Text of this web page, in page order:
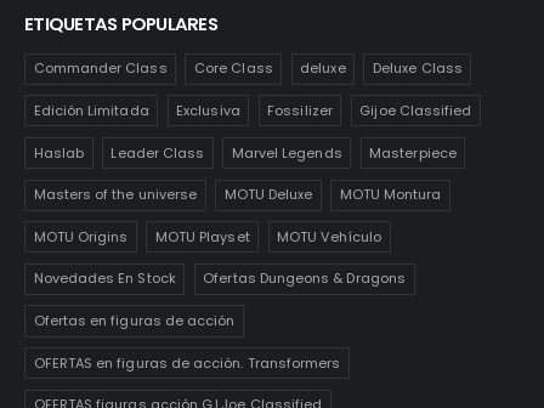
ETIQUETAS POPULARES
Commander Class Core Class deluxe Deluxe Class
Edición Limitada Exclusiva Fossilizer Gijoe Classified
Haslab Leader Class Marvel Legends Masterpiece
Masters of the universe MOTU Deluxe MOTU Montura
MOTU Origins MOTU Playset MOTU Vehículo
Novedades En Stock Ofertas Dungeons & Dragons
Ofertas en figuras de acción
OFERTAS en figuras de acción. Transformers